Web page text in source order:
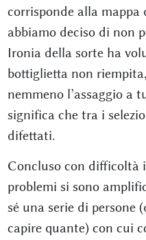
corrisponde alla mappa
abbiamo deciso di non
Ironia della sorte ha
bottiglietta non
nemmeno l’assaggio a
significa che tra i
difettati.
Concluso con difficoltà
problemi si sono
sé una serie di persone
capire quante) con cui